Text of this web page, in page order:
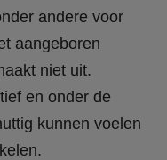
andere voor
aangeboren
niet uit.
en onder de
kunnen voelen